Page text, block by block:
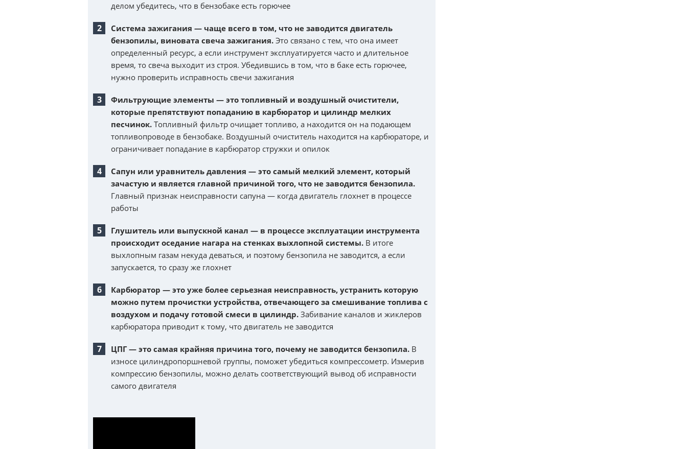
делом убедитесь, что в бензобаке есть горючее
Система зажигания — чаще всего в том, что не заводится двигатель
бензопилы, виновата свеча зажигания. Это связано с тем, что она имеет
определенный ресурс, а если инструмент эксплуатируется часто и длительное
время, то свеча выходит из строя. Убедившись в том, что в баке есть горючее,
нужно проверить исправность свечи зажигания
Фильтрующие элементы — это топливный и воздушный очистители,
которые препятствуют попаданию в карбюратор и цилиндр мелких
песчинок. Топливный фильтр очищает топливо, а находится он на подающем
топливопроводе в бензобаке. Воздушный очиститель находится на карбюраторе, и
ограничивает попадание в карбюратор стружки и опилок
Сапун или уравнитель давления — это самый мелкий элемент, который
зачастую и является главной причиной того, что не заводится бензопила.
Главный признак неисправности сапуна — когда двигатель глохнет в процессе
работы
Глушитель или выпускной канал — в процессе эксплуатации инструмента
происходит оседание нагара на стенках выхлопной системы. В итоге
выхлопным газам некуда деваться, и поэтому бензопила не заводится, а если
запускается, то сразу же глохнет
Карбюратор — это уже более серьезная неисправность, устранить которую
можно путем прочистки устройства, отвечающего за смешивание топлива с
воздухом и подачу готовой смеси в цилиндр. Забивание каналов и жиклеров
карбюратора приводит к тому, что двигатель не заводится
ЦПГ — это самая крайняя причина того, почему не заводится бензопила. В
износе цилиндропоршневой группы, поможет убедиться компрессометр. Измерив
компрессию бензопилы, можно делать соответствующий вывод об исправности
самого двигателя